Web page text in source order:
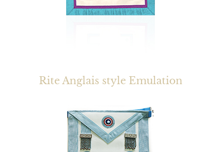
Rite Anglais style Emulation